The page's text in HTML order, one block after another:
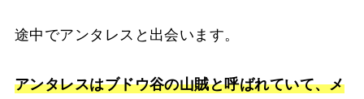
途中でアンタレスと出会います。
アンタレスはブドウ谷の山賊と呼ばれていて、メ